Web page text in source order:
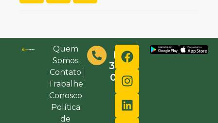
Quem
Somos
Contato
Trabalhe
Conosco
Política
de
(48)
3632-
0000